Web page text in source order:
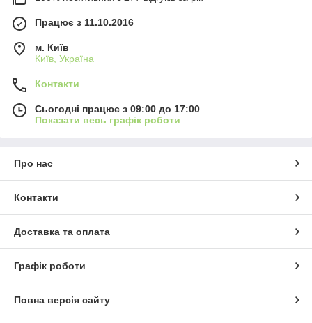
Працює з 11.10.2016
м. Київ
Київ, Україна
Контакти
Сьогодні працює з 09:00 до 17:00
Показати весь графік роботи
Про нас
Контакти
Доставка та оплата
Графік роботи
Повна версія сайту